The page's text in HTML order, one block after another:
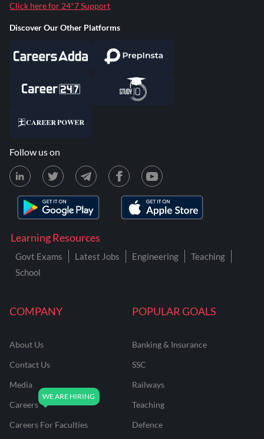
COMPANY
About Us
Contact Us
Media
Careers
Careers For Faculties
POPULAR GOALS
Banking & Insurance
SSC
Railways
Teaching
Defence
Learning Resources
Govt Exams Latest Jobs Engineering
Teaching
School
Click here for 24*7 Support
Discover Our Other Platforms
Follow us on